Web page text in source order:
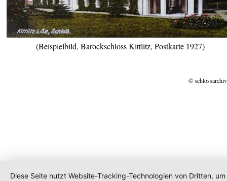
(Beispielbild, Barockschloss Kittlitz, Postkarte 1927)
©
Diese Seite nutzt Website-Tracking-Technologien von Dritten, um